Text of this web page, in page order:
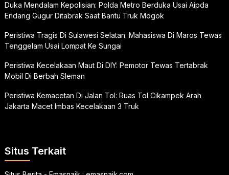
Duka Mendalam Kepolisian: Polda Metro Berduka Usai Aipda
Endang Gugur Ditabrak Saat Bantu Truk Mogok
Peristiwa Tragis Di Sulawesi Selatan: Mahasiswa Di Maros Tewas
Tenggelam Usai Lompat Ke Sungai
Peristiwa Kecelakaan Maut Di DIY: Pemotor Tewas Tertabrak
Mobil Di Berbah Sleman
Peristiwa Kemacetan Di Jalan Tol: Ruas Tol Cikampek Arah
Jakarta Macet Imbas Kecelakaan 3 Truk
Situs Terkait